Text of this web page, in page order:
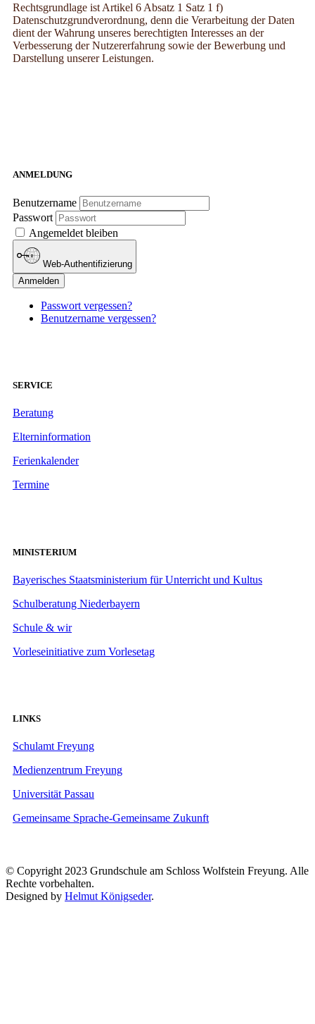
Rechtsgrundlage ist Artikel 6 Absatz 1 Satz 1 f)
Datenschutzgrundverordnung, denn die Verarbeitung der Daten
dient der Wahrung unseres berechtigten Interesses an der
Verbesserung der Nutzererfahrung sowie der Bewerbung und
Darstellung unserer Leistungen.
ANMELDUNG
Benutzername
Passwort
Angemeldet bleiben
Web-Authentifizierung
Anmelden
Passwort vergessen?
Benutzername vergessen?
SERVICE
Beratung
Elterninformation
Ferienkalender
Termine
MINISTERIUM
Bayerisches Staatsministerium für Unterricht und Kultus
Schulberatung Niederbayern
Schule & wir
Vorleseinitiative zum Vorlesetag
LINKS
Schulamt Freyung
Medienzentrum Freyung
Universität Passau
Gemeinsame Sprache-Gemeinsame Zukunft
© Copyright 2023 Grundschule am Schloss Wolfstein Freyung. Alle
Rechte vorbehalten.
Designed by Helmut Königseder.